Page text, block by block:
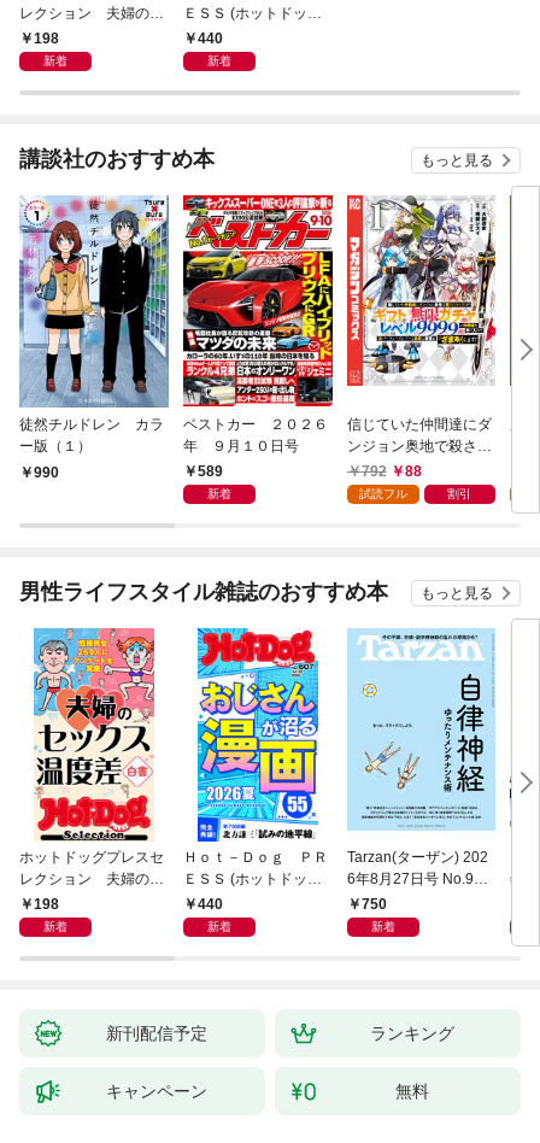
レクション 夫婦のセ
ックス温度差白書
「大人のセックス白
６０６
198
新着
ＥＳＳ (ホットドッグ
プレス) ｎｏ．６０
７ おじさんが沼る漫
440
新着
講談社のおすすめ本 もっと見る
徒然チルドレン カラ
ー版（１）
990
ベストカー ２０２６
年 ９月１０日号
589
新着
信じていた仲間達にダ
ンジョン奥地で殺され
かけたがギフト『無限
ガチャ』でレベル９９
『ざまぁ！』します！
（１）
792 88
試読フル 割引
男性ライフスタイル雑誌のおすすめ本 もっと見る
ホットドッグプレスセ
レクション 夫婦のセ
ックス温度差白書
「大人のセックス白
６０６
198
新着
Ｈｏｔ－Ｄｏｇ ＰＲ
ＥＳＳ (ホットドッグ
プレス) ｎｏ．６０
７ おじさんが沼る漫
440
新着
Tarzan(ターザン) 202
6年8月27日号 No.931
[自律神経ゆったりメン
テナンス術]
750
新着
年9
新刊配信予定 ランキング
キャンペーン 無料